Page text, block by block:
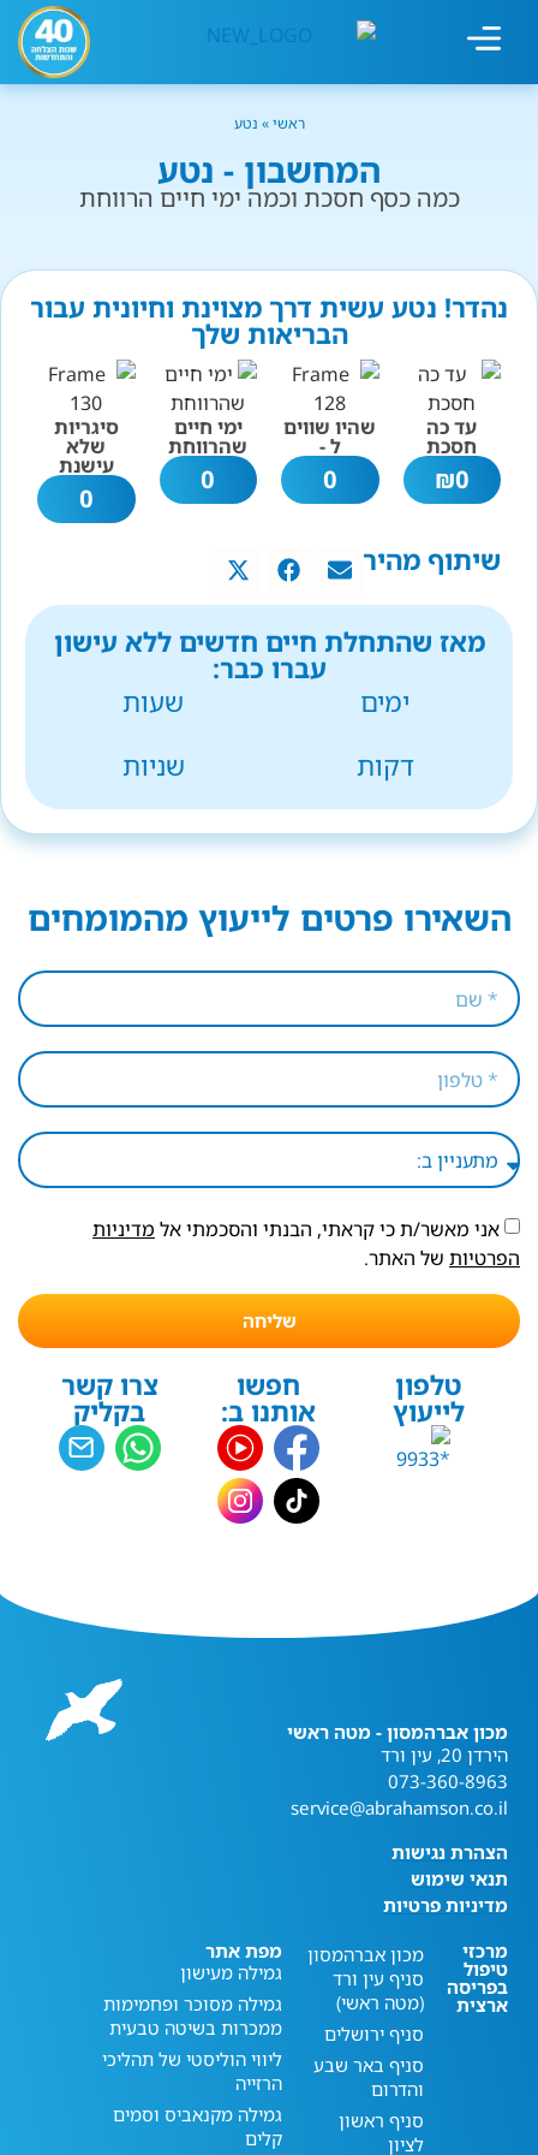
ראשי» נטע
המחשבון - נטע
כמה כסף חסכת וכמה ימי חיים הרווחת
נהדר! נטע עשית דרך מצוינת וחיונית עבור
הבריאות שלך
עד כה
חסכת
0
₪
שהיו שווים
ל -
0
ימי חיים
שהרווחת
0
סיגריות
שלא
עישנת
0
שיתוף מהיר
מאז שהתחלת חיים חדשים ללא עישון
עברו כבר:
ימים
שעות
דקות
שניות
השאירו פרטים לייעוץ מהמומחים
אני מאשר/ת כי קראתי, הבנתי והסכמתי אל מדיניות
הפרטיות של האתר.
שליחה
טלפון
לייעוץ
חפשו
אותנו ב:
צרו קשר
בקליק
מכון אברהמסון - מטה ראשי
הירדן 20, עין ורד
073-360-8963
service@abrahamson.co.il
הצהרת נגישות
תנאי שימוש
מדיניות פרטיות
מרכזי
טיפול
בפריסה
ארצית
מכון אברהמסון
סניף עין ורד
(מטה ראשי)
סניף ירושלים
סניף באר שבע
והדרום
סניף ראשון
לציון
מפת אתר
גמילה מעישון
גמילה מסוכר ופחמימות
ממכרות בשיטה טבעית
ליווי הוליסטי של תהליכי
הרזייה
גמילה מקנאביס וסמים
קלים